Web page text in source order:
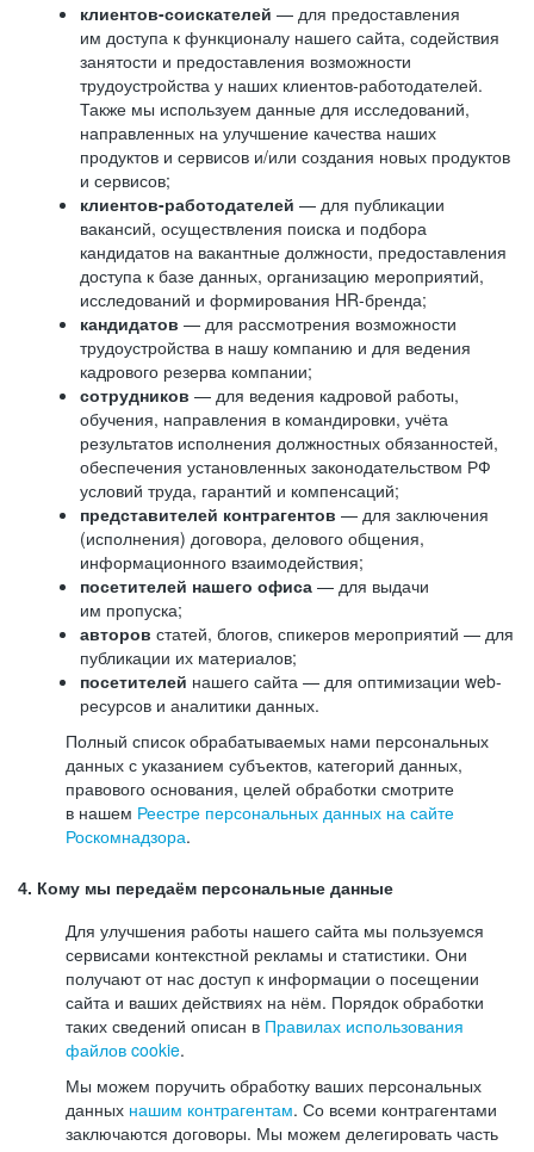
клиентов-соискателей — для предоставления
им доступа к функционалу нашего сайта, содействия
занятости и предоставления возможности
трудоустройства у наших клиентов-работодателей.
Также мы используем данные для исследований,
направленных на улучшение качества наших
продуктов и сервисов и/или создания новых продуктов
и сервисов;
клиентов-работодателей — для публикации
вакансий, осуществления поиска и подбора
кандидатов на вакантные должности, предоставления
доступа к базе данных, организацию мероприятий,
исследований и формирования HR-бренда;
кандидатов — для рассмотрения возможности
трудоустройства в нашу компанию и для ведения
кадрового резерва компании;
сотрудников — для ведения кадровой работы,
обучения, направления в командировки, учёта
результатов исполнения должностных обязанностей,
обеспечения установленных законодательством РФ
условий труда, гарантий и компенсаций;
представителей контрагентов — для заключения
(исполнения) договора, делового общения,
информационного взаимодействия;
посетителей нашего офиса — для выдачи
им пропуска;
авторов статей, блогов, спикеров мероприятий — для
публикации их материалов;
посетителей нашего сайта — для оптимизации web-
ресурсов и аналитики данных.
Полный список обрабатываемых нами персональных
данных с указанием субъектов, категорий данных,
правового основания, целей обработки смотрите
в нашем Реестре персональных данных на сайте
Роскомнадзора.
4. Кому мы передаём персональные данные
Для улучшения работы нашего сайта мы пользуемся
сервисами контекстной рекламы и статистики. Они
получают от нас доступ к информации о посещении
сайта и ваших действиях на нём. Порядок обработки
таких сведений описан в Правилах использования
файлов cookie.
Мы можем поручить обработку ваших персональных
данных нашим контрагентам. Со всеми контрагентами
заключаются договоры. Мы можем делегировать часть